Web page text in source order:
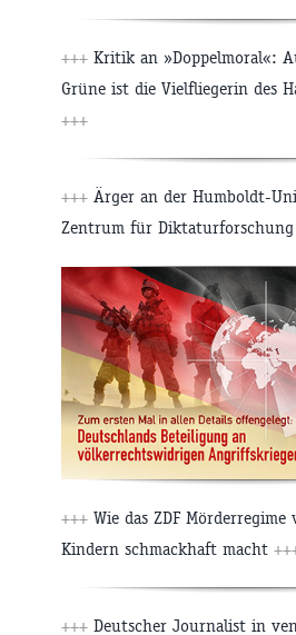
+++ Kritik an »Doppelmoral«:
Grüne ist die Vielfliegerin des
+++
+++ Ärger an der Humboldt-
Zentrum für Diktaturforschung
+++ Wie das ZDF
Kindern schmackhaft macht
+++ Deutscher Journalist in